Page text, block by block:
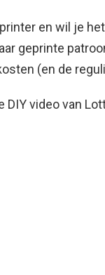
en wil je
geprinte
(en de
DIY video van